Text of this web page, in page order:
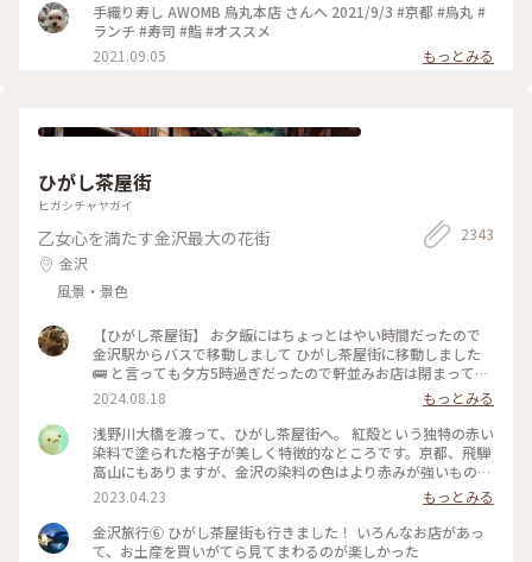
手織り寿し AWOMB 烏丸本店 さんへ 2021/9/3 #京都 #烏丸 #
ランチ #寿司 #鮨 #オススメ
2021.09.05
もっとみる
ひがし茶屋街
ヒガシチャヤガイ
乙女心を満たす金沢最大の花街
金沢
風景・景色
2343
【ひがし茶屋街】 お夕飯にはちょっとはやい時間だったので
金沢駅からバスで移動しまして ひがし茶屋街に移動しました
🚌 と言っても夕方5時過ぎだったので軒並みお店は閉まってる
ー😱 お目当てだったカフェも金箔ソフトも油取り紙も買えな
いのー⁈😭な様子でしたが 食べ歩きやお買い物ができない代わ
りに 夕方になりだいぶ涼しくなった古い街並みを 観光客少な
めで堪能できたのでそれはそれでヨシです👍 賑やかなひがし
茶屋街はまた今度のお楽しみに取っておくとして 昔の風情を
堪能しつつ夕涼みのお散歩になりました🚶🚶‍♀️ （2024.8.11） #
古い街並み #ひがし茶屋街 #ひゃくまんさん #夕涼み #お散歩 #
北陸応援旅 #ドライブ旅 #金沢 #ことりっぷ金沢 #クラシカル
な街 #ことりっぷ旅2024
2024.08.18
もっとみる
浅野川大橋を渡って、ひがし茶屋街へ。 紅殻という独特の赤い
染料で塗られた格子が美しく特徴的なところです。京都、飛騨
高山にもありますが、金沢の染料の色はより赤みが強いものだ
そう。 茶屋街以外でも、市内のあちこちでこの木虫籠(きむす
こ)と呼ばれる、むしかごのような細い格子を見かけました。
風情があり素敵です。 東料亭組合の前を通ると、芸妓さんの三
味線のお稽古の音が聞こえてきました。 石畳の上をのんびり
2023.04.23
もっとみる
金沢旅行⑥ ひがし茶屋街も行きました！ いろんなお店があっ
て、お土産を買いがてら見てまわるのが楽しかった